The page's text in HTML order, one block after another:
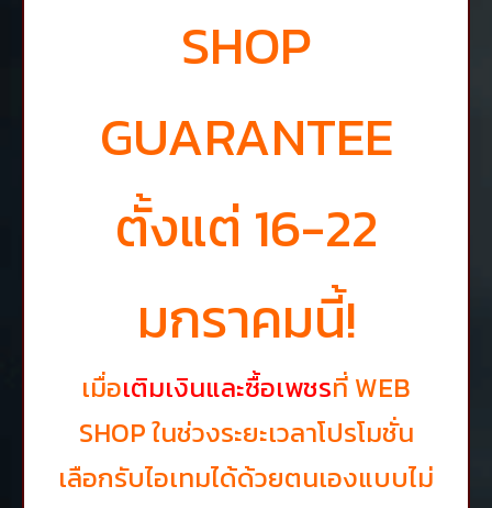
SHOP
GUARANTEE
ตั้งแต่ 16-22
มกราคมนี้!
เมื่อเติมเงินและซื้อเพชรที่ WEB
SHOP ในช่วงระยะเวลาโปรโมชั่น
เลือกรับไอเทมได้ด้วยตนเองแบบไม่